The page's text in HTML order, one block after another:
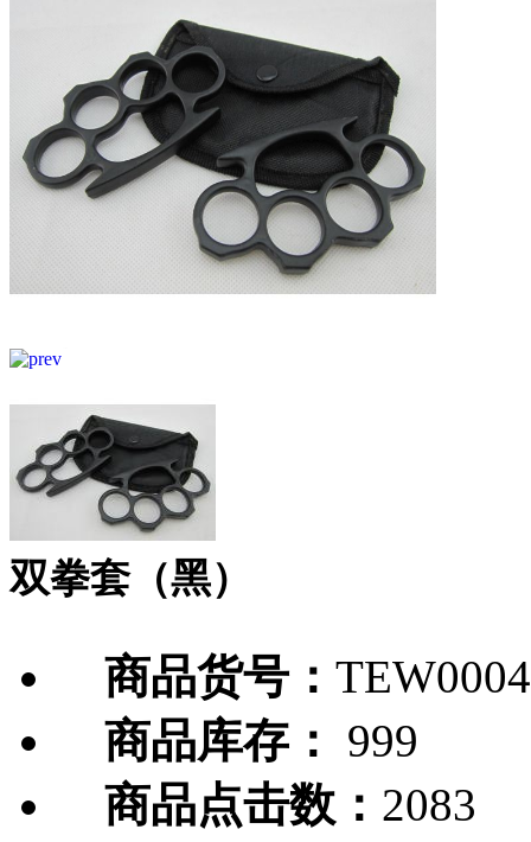
双拳套（黑）
商品货号：
商品库存：
999
商品点击数： 2083